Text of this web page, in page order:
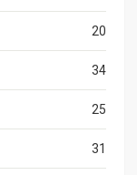
20
34
25
31